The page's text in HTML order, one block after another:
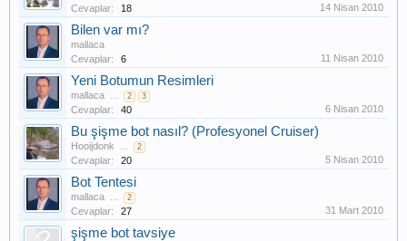
Cevaplar:
18 14 Nisan 2010
Bilen var mı?
mallaca
Cevaplar:
6 11 Nisan 2010
Yeni Botumun Resimleri
mallaca ... 2 3
Cevaplar: 40 6 Nisan 2010
Bu şişme bot nasıl? (Profesyonel Cruiser)
Hooijdonk ... 2
Cevaplar: 20 5 Nisan 2010
Bot Tentesi
mallaca ... 2
Cevaplar: 27 31 Mart 2010
şişme bot tavsiye